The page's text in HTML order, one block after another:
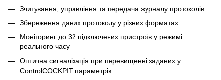
Зчитування, управління та передача журналу протоколів
Збереження даних протоколу у різних форматах
Моніторинг до 32 підключених пристроїв у режимі
реального часу
Оптична сигналізація при перевищенні заданих у
ControlCOCKPIT параметрів